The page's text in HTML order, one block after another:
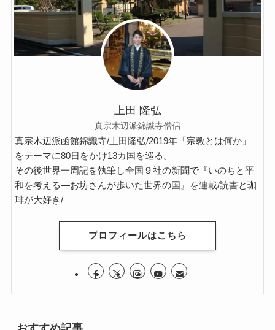
上田 隆弘
真宗木辺派錦識寺僧侶
真宗木辺派函館錦識寺/上田隆弘/2019年「宗教とは何か」
をテーマに80日をかけ13カ国を巡る。
その後世界一周記を執筆し全国９社の新聞で『いのちと平
和を考える―お坊さんが歩いた世界の国』を連載/読書と珈
琲が大好き/
プロフィールはこちら